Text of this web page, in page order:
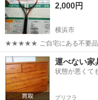
のため、受け渡しの対応が出...
2,000円
横浜市
★★★★★ ご自宅にある不要品
みしませんか？ 家電、趣味・
衣料服飾品、生活雑貨、家具
ち込めます！ ※詳細はこ...
神奈川 横浜市 テニス
運べない家
状態が悪くて
プリフラ